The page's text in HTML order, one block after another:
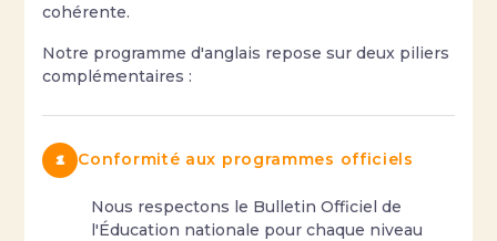
cohérente.
Notre programme d'anglais repose sur deux piliers
complémentaires :
Conformité aux programmes officiels
Nous respectons le Bulletin Officiel de
l'Éducation nationale pour chaque niveau